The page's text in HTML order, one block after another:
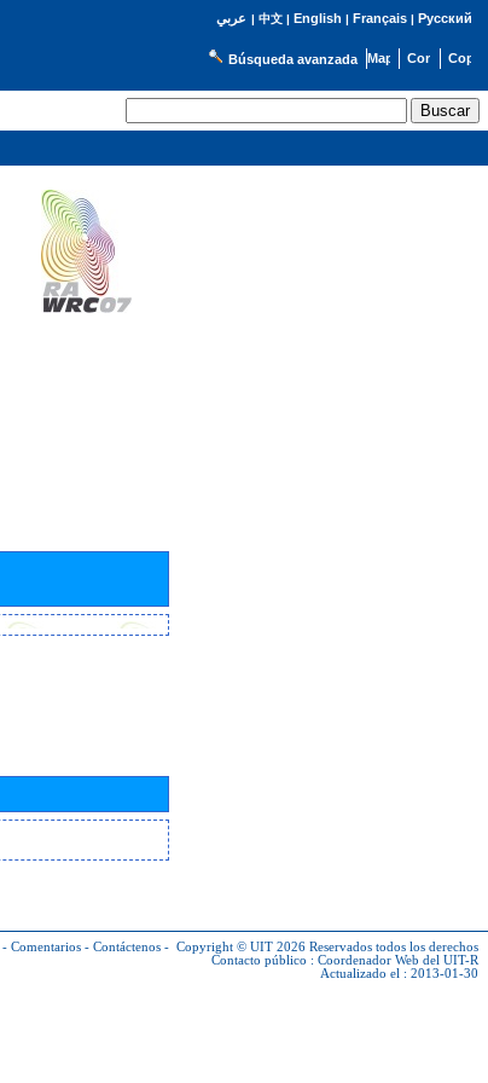
عربي | 中文| English | Français| Русский
Búsqueda avanzada
- Comentarios - Contáctenos - Copyright © UIT 2026 Reservados todos los derechos
Contacto público : Coordenador Web del UIT-R
Actualizado el : 2013-01-30